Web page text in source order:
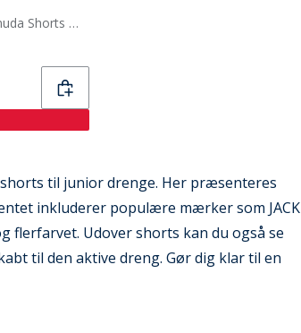
Timberland Drenge Bermuda Shorts Medieval Blue
til junior drenge. Her præsenteres
inkluderer populære mærker som JACK
flerfarvet. Udover shorts kan du også se
til den aktive dreng. Gør dig klar til en